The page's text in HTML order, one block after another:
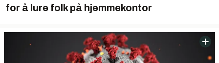
for å lure folk på hjemmekontor